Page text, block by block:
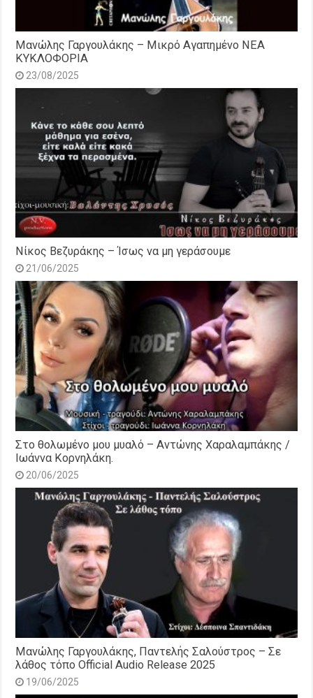
Μανώλης Γαργουλάκης – Μικρό Αγαπημένο NEΑ
ΚΥΚΛΟΦΟΡΙΑ
23/08/2025
Νίκος Βεζυράκης – Ίσως να μη γεράσουμε
21/06/2025
Στο θολωμένο μου μυαλό – Αντώνης Χαραλαμπάκης /
Ιωάννα Κορνηλάκη.
20/06/2025
Μανώλης Γαργουλάκης, Παντελής Σαλούστρος – Σε
λάθος τόπο Official Audio Release 2025
19/06/2025